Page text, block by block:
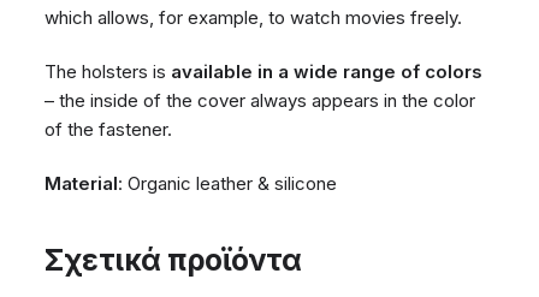
which allows, for example, to watch movies freely.
The holsters is available in a wide range of colors
– the inside of the cover always appears in the color
of the fastener.
Material: Organic leather & silicone
Σχετικά προϊόντα